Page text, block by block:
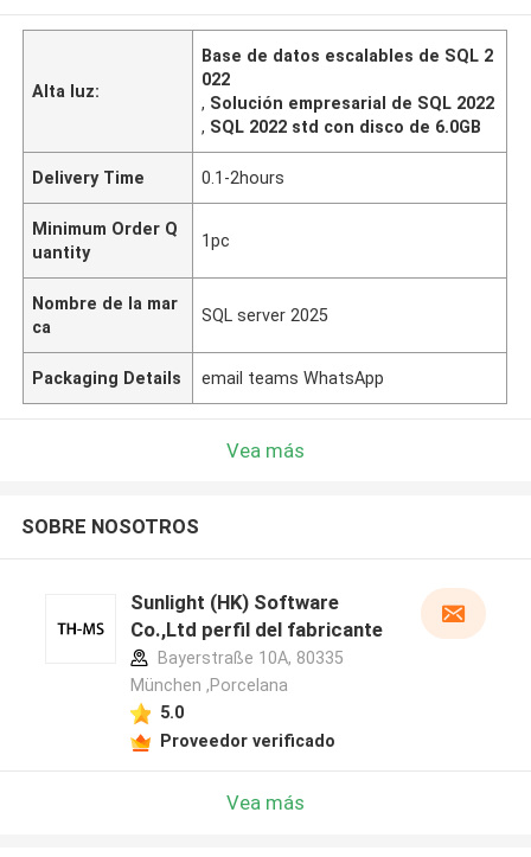
Alta luz:
Base de datos escalables de SQL 2
022
, Solución empresarial de SQL 2022
, SQL 2022 std con disco de 6.0GB
Delivery Time 0.1-2hours
Minimum Order Q
uantity
1pc
Nombre de la mar
ca
SQL server 2025
Packaging Details email teams WhatsApp
Vea más
SOBRE NOSOTROS
Sunlight (HK) Software
Co.,Ltd perfil del fabricante
Bayerstraße 10A, 80335
München ,Porcelana
5.0
Proveedor verificado
Vea más